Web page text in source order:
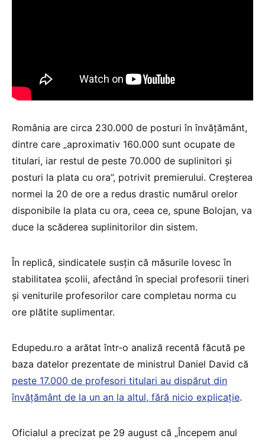
România are circa 230.000 de posturi în învățământ,
dintre care „aproximativ 160.000 sunt ocupate de
titulari, iar restul de peste 70.000 de suplinitori și
posturi la plata cu ora”, potrivit premierului. Creșterea
normei la 20 de ore a redus drastic numărul orelor
disponibile la plata cu ora, ceea ce, spune Bolojan, va
duce la scăderea suplinitorilor din sistem.
În replică, sindicatele susțin că măsurile lovesc în
stabilitatea școlii, afectând în special profesorii tineri
și veniturile profesorilor care completau norma cu
ore plătite suplimentar.
Edupedu.ro a arătat într-o analiză recentă făcută pe
baza datelor prezentate de ministrul Daniel David că
peste 17.000 de profesori titulari au dispărut din
învățământ de la un an la altul, fără nicio explicație.
Oficialul a precizat pe 29 august că „Începem anul